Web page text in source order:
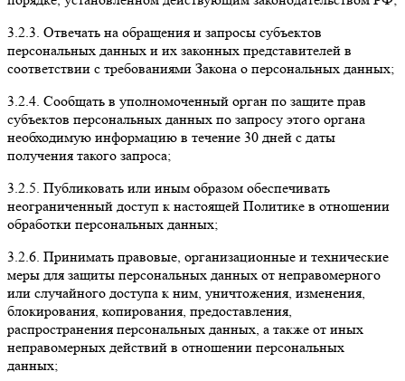
3.2.3. Отвечать на обращения и запросы субъектов
персональных данных и их законных представителей в
соответствии с требованиями Закона о персональных данных;
3.2.4. Сообщать в уполномоченный орган по защите прав
субъектов персональных данных по запросу этого органа
необходимую информацию в течение 30 дней с даты
получения такого запроса;
3.2.5. Публиковать или иным образом обеспечивать
неограниченный доступ к настоящей Политике в отношении
обработки персональных данных;
3.2.6. Принимать правовые, организационные и технические
меры для защиты персональных данных от неправомерного
или случайного доступа к ним, уничтожения, изменения,
блокирования, копирования, предоставления,
распространения персональных данных, а также от иных
неправомерных действий в отношении персональных
данных;